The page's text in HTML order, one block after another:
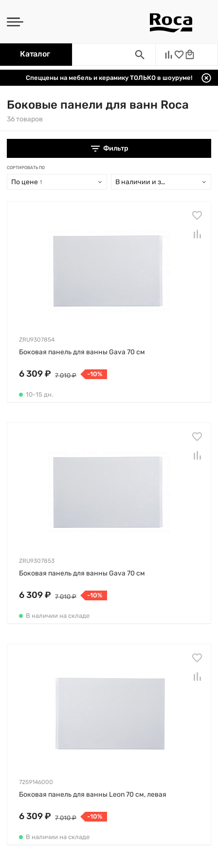
Каталог
Спеццены на мебель и керамику ТОЛЬКО в шоуруме!
Боковые панели для ванн Roca
36 товаров
Фильтр
СОРТИРОВАТЬ ПО
По цене ↑ В наличии и заказ свыше 15 дн
ZRU9307854
Боковая панель для ванны Gava 70 см
6 309 ₽ 7 010 ₽ -10%
10-15 дн.
ZRU9307853
Боковая панель для ванны Gava 70 см
6 309 ₽ 7 010 ₽ -10%
В наличии на складе
7259146000
Боковая панель для ванны Leon 70 см, левая
6 309 ₽ 7 010 ₽ -10%
В наличии на складе